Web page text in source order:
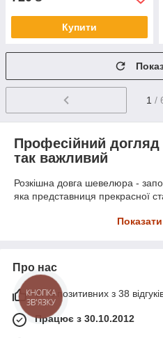
Купити
1 /
Професійний
так важливий
Розкішна довга шевелюра -
яка представниця прекрасної
лише якісний проф догляд за
сонця, щоб не пересушити в
Грамотний догляд за волоссям -
миття голови. Сюди можна
обгортання маслами,
кондиціонерів, різних масок і
Про нас
97% позитивних з 38
Працює з 30.10.2012
КНОПКА
ЗВ'ЯЗКУ